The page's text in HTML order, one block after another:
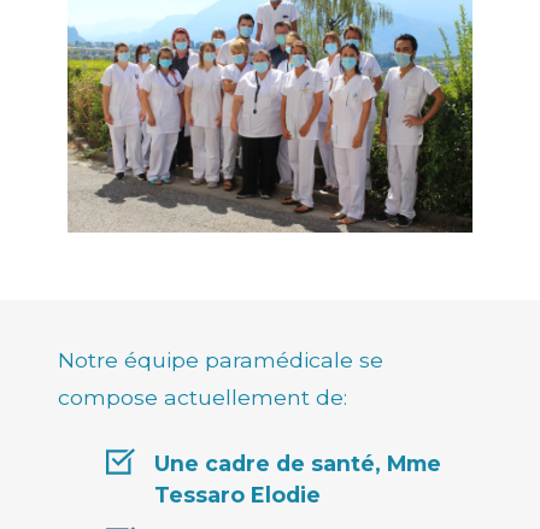
Notre équipe paramédicale se
compose actuellement de:
Une cadre de santé, Mme
Tessaro Elodie